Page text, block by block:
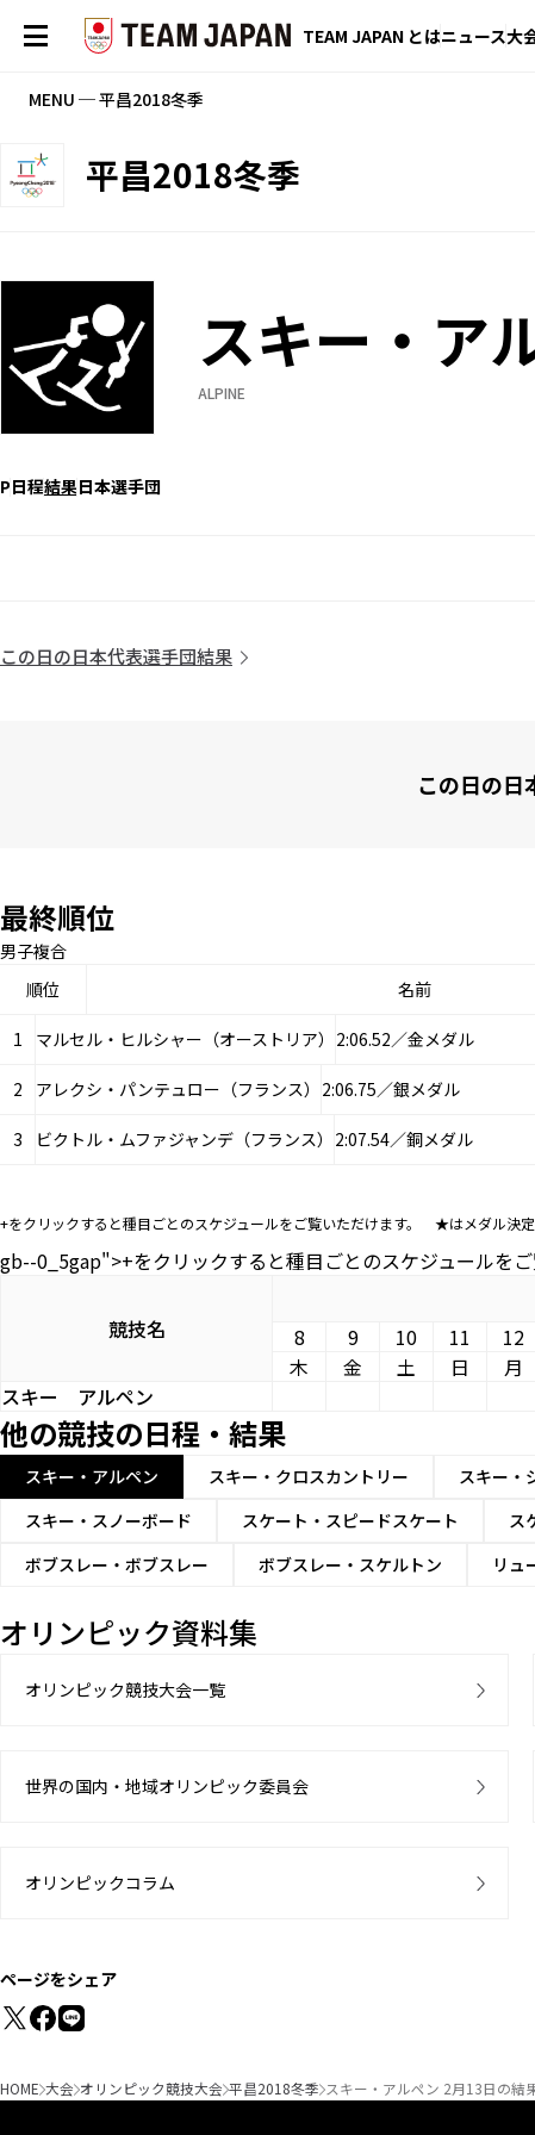
TEAM JAPAN とはニュース大
MENU ─ 平昌2018冬季
平昌2018冬季
スキー・ア
ALPINE
日程結果日本選手団
この日の日本代表選手団結果
この日の日
最終順位
男子複合
順位
名前
1 マルセル・ヒルシャー（オーストリア） 2:06.52／金メダル
2 アレクシ・パンテュロー（フランス） 2:06.75／銀メダル
3 ビクトル・ムファジャンデ（フランス） 2:07.54／銅メダル
+をクリックすると種目ごとのスケジュールをご覧いただけます。 ★はメダル決定
gb--0_5gap">+をクリックすると種目ごとのスケジュールを
競技名
8
9 10 11 12
木
金 土 日 月
スキー アルペン
他の競技の日程・結果
スキー・アルペン スキー・クロスカントリー スキー・
スキー・スノーボード
スケート・スピードスケート ス
ボブスレー・ボブスレー
ボブスレー・スケルトン リュ
オリンピック資料集
オリンピック競技大会一覧
世界の国内・地域オリンピック委員会
オリンピックコラム
ページをシェア
HOME 大会 オリンピック競技大会 平昌2018冬季 スキー・アルペン 2月13日の結